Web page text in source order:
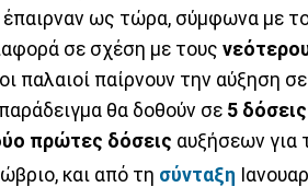
έπαιρναν ως τώρα, σύμφωνα με
σε σχέση με τους
παλαιοί παίρνουν την αύξηση
θα δοθούν σε 5 δόσεις
πρώτες δόσεις αυξήσεων για
και από τη σύνταξη